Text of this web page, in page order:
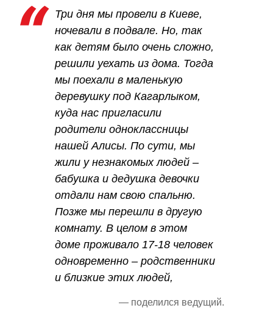
Три дня мы провели в Киеве,
ночевали в подвале. Но, так
как детям было очень сложно,
решили уехать из дома. Тогда
мы поехали в маленькую
деревушку под Кагарлыком,
куда нас пригласили
родители одноклассницы
нашей Алисы. По сути, мы
жили у незнакомых людей –
бабушка и дедушка девочки
отдали нам свою спальню.
Позже мы перешли в другую
комнату. В целом в этом
доме проживало 17-18 человек
одновременно – родственники
и близкие этих людей,
— поделился ведущий.